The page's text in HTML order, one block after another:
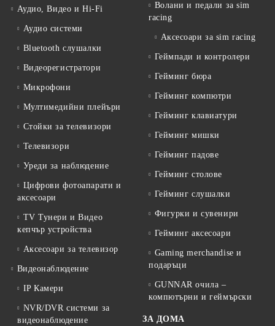
Аудио, Видео и Hi-Fi
Аудио системи
Bluetooth слушалки
Видеорегистратори
Микрофони
Мултимедийни плейъри
Стойки за телевизори
Телевизори
Уреди за наблюдение
Цифрови фотоапарати и
аксесоари
TV Тунери и Видео
кепчър устройства
Аксесоари за телевизор
Видеонаблюдение
IP Камери
NVR/DVR системи за
видеонаблюдение
Волани и педали за sim
racing
Аксесоари за sim racing
Геймпади и контролери
Гейминг бюра
Гейминг компютри
Гейминг клавиатури
Гейминг мишки
Гейминг падове
Гейминг столове
Гейминг слушалки
Фигурки и сувенири
Гейминг аксесоари
Gaming merchandise и
подаръци
GUNNAR очила –
компютърни и геймърски
ЗА ДОМА